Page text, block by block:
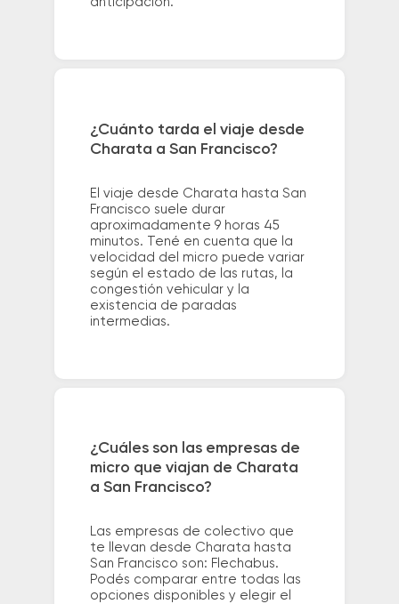
¿Cuánto tarda el viaje desde
Charata a San Francisco?
El viaje desde Charata hasta San
Francisco suele durar
aproximadamente 9 horas 45
minutos. Tené en cuenta que la
velocidad del micro puede variar
según el estado de las rutas, la
congestión vehicular y la
existencia de paradas
intermedias.
¿Cuáles son las empresas de
micro que viajan de Charata
a San Francisco?
Las empresas de colectivo que
te llevan desde Charata hasta
San Francisco son: Flechabus.
Podés comparar entre todas las
opciones disponibles y elegir el